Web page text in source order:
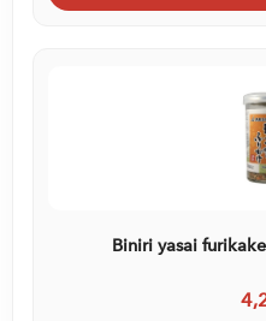
Biniri yasai